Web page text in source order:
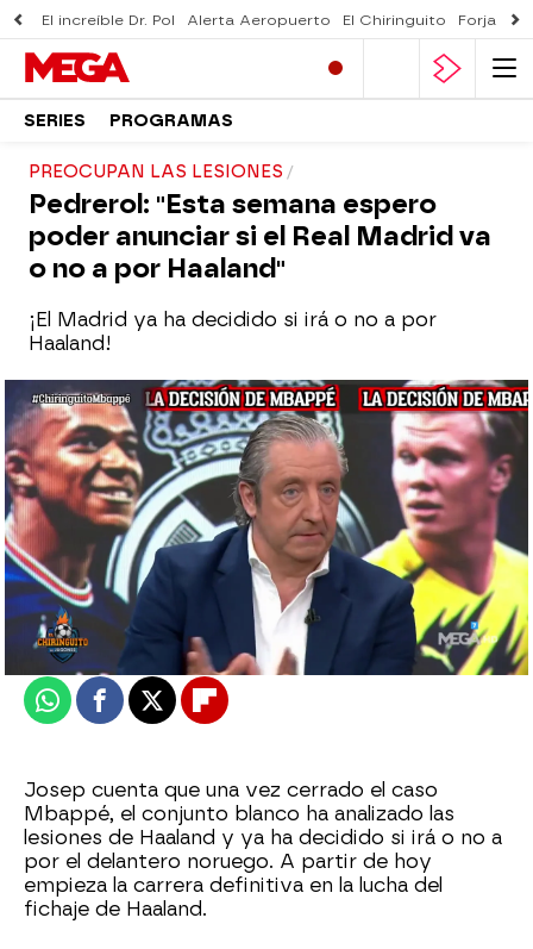
El increíble Dr. Pol Alerta Aeropuerto El Chiringuito Forjado
SERIES PROGRAMAS
PREOCUPAN LAS LESIONES
Pedrerol: "Esta semana espero
poder anunciar si el Real Madrid va
o no a por Haaland"
¡El Madrid ya ha decidido si irá o no a por
Haaland!
El Chiringuito
Madrid
Actualizado:
14 de marzo de 2022, 06:00
Publicado:
14 de marzo de 2022, 02:29
WhatsappFacebook
X Flipboard
Josep cuenta que una vez cerrado el caso
Mbappé, el conjunto blanco ha analizado las
lesiones de Haaland y ya ha decidido si irá o no a
por el delantero noruego. A partir de hoy
empieza la carrera definitiva en la lucha del
fichaje de Haaland.